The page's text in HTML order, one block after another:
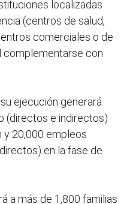
localizadas
(centros de salud,
comerciales o de
complementarse con
ejecución generará
(directos e indirectos)
y 20,000 empleos
en la fase de
a más de 1,800 familias